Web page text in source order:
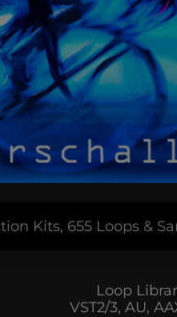
Kits, 655 Loops &
Loop
VST2/3, AU,